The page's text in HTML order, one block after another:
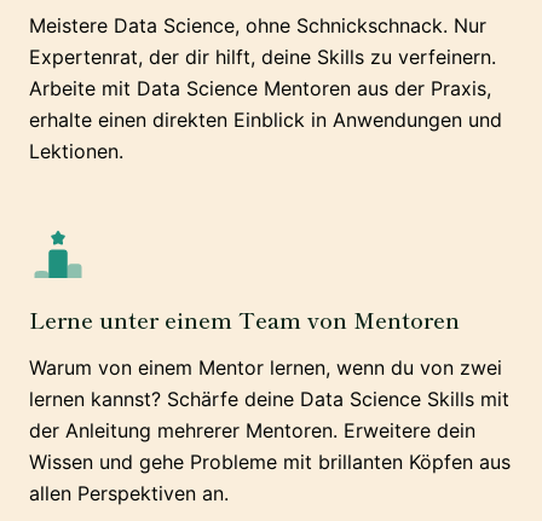
Meistere Data Science, ohne Schnickschnack. Nur
Expertenrat, der dir hilft, deine Skills zu verfeinern.
Arbeite mit Data Science Mentoren aus der Praxis,
erhalte einen direkten Einblick in Anwendungen und
Lektionen.
Lerne unter einem Team von Mentoren
Warum von einem Mentor lernen, wenn du von zwei
lernen kannst? Schärfe deine Data Science Skills mit
der Anleitung mehrerer Mentoren. Erweitere dein
Wissen und gehe Probleme mit brillanten Köpfen aus
allen Perspektiven an.